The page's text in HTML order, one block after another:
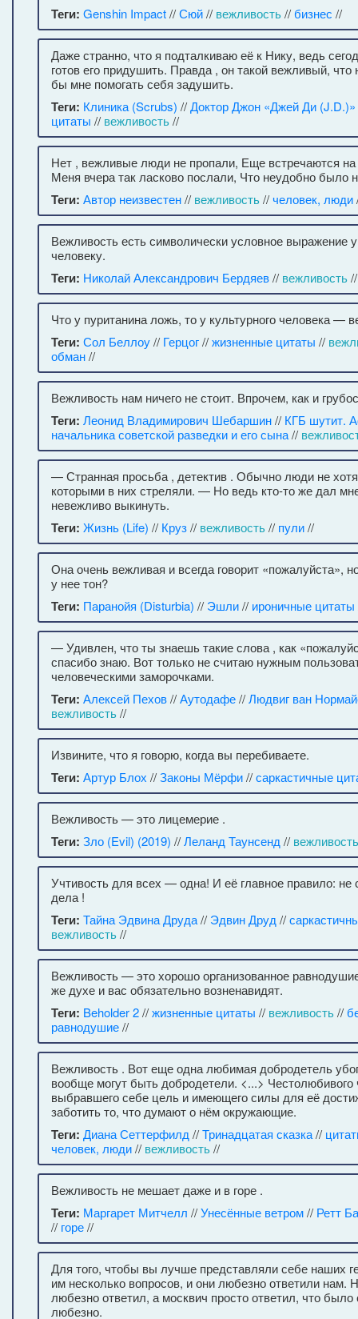
Теги: Genshin Impact//Сюй// вежливость//бизнес //
Даже странно, что я подталкиваю её к Нику, ведь
готов его придушить. Правда , он такой вежливый, что
бы мне помогать себя задушить.
Теги: Клиника (Scrubs) //Доктор Джон «Джей Ди
цитаты // вежливость//
Нет , вежливые люди не пропали, Еще встречаются на
Меня вчера так ласково послали, Что неудобно было
Теги: Автор неизвестен// вежливость//человек, люди
Вежливость есть символически условное выражение
человеку.
Теги: Николай Александрович Бердяев// вежливость//
Что у пуританина ложь, то у культурного человека —
Теги: Сол Беллоу// Герцог//жизненные цитаты //
обман//
Вежливость нам ничего не стоит. Впрочем, как и
Теги: Леонид Владимирович Шебаршин// КГБ шутит.
начальника советской разведки и его сына//
— Странная просьба , детектив . Обычно люди не
которыми в них стреляли. — Но ведь кто-то же дал
невежливо выкинуть.
Теги: Жизнь (Life) // Круз// вежливость// пули//
Она очень вежливая и всегда говорит «пожалуйста»,
у нее тон?
Теги: Паранойя (Disturbia) // Эшли// ироничные цитаты
— Удивлен, что ты знаешь такие слова , как
спасибо знаю. Вот только не считаю нужным
человеческими заморочками.
Теги: Алексей Пехов//Аутодафе//Людвиг ван
вежливость//
Извините, что я говорю, когда вы перебиваете.
Теги: Артур Блох //Законы Мёрфи//саркастичные
Вежливость — это лицемерие .
Теги: Зло (Evil) (2019) //Леланд Таунсенд // вежливость
Учтивость для всех — одна! И её главное правило: не
дела !
Теги: Тайна Эдвина Друда// Эдвин Друд //
вежливость//
Вежливость — это хорошо организованное
же духе и вас обязательно возненавидят.
Теги: Beholder 2//жизненные цитаты // вежливость//
равнодушие//
Вежливость . Вот еще одна любимая добродетель
вообще могут быть добродетели. <...> Честолюбивого
выбравшего себе цель и имеющего силы для её
заботить то, что думают о нём окружающие.
Теги: Диана Сеттерфилд //Тринадцатая сказка//
человек, люди// вежливость//
Вежливость не мешает даже и в горе .
Теги: Маргарет Митчелл //Унесённые ветром// Ретт
// горе//
Для того, чтобы вы лучше представляли себе наших
им несколько вопросов, и они любезно ответили нам.
любезно ответил, а москвич просто ответил, что было
любезно.